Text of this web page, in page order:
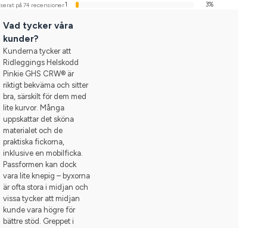
på 74 recensioner1
3%
Vad tycker våra
kunder?
Kunderna tycker att
Ridleggings Helskodd
Pinkie GHS CRW® är
riktigt bekväma och sitter
bra, särskilt för dem med
lite kurvor. Många
uppskattar det sköna
materialet och de
praktiska fickorna,
inklusive en mobilficka.
Passformen kan dock
vara lite knepig – byxorna
är ofta stora i midjan och
vissa tycker att midjan
kunde vara högre för
bättre stöd. Greppet i